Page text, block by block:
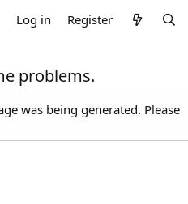
Log in Register
problems.
was being generated. Please